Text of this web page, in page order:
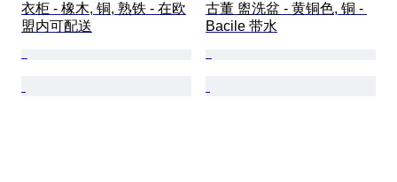
衣柜 - 橡木, 铜, 熟铁 - 在欧
盟内可配送
古董 盥洗盆 - 黄铜色, 铜 -
Bacile 带水